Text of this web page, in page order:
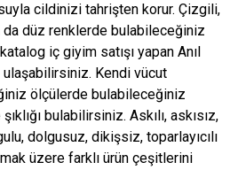
cildinizi tahrişten korur. Çizgili,
düz renklerde bulabileceğiniz
iç giyim satışı yapan Anıl
Kendi vücut
ölçülerde bulabileceğiniz
bulabilirsiniz. Askılı, askısız,
dolgusuz, dikişsiz, toparlayıcılı
üzere farklı ürün çeşitlerini